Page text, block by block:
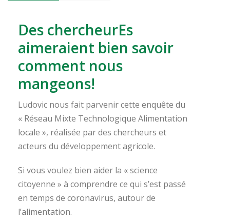
Des chercheurEs
aimeraient bien savoir
comment nous
mangeons!
Ludovic nous fait parvenir cette enquête du
« Réseau Mixte Technologique Alimentation
locale », réalisée par des chercheurs et
acteurs du développement agricole.
Si vous voulez bien aider la « science
citoyenne » à comprendre ce qui s’est passé
en temps de coronavirus, autour de
l’alimentation.